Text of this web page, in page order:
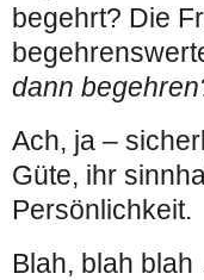
begehrt? Die
dann
Ach, ja –
Güte, ihr
Persönlichkeit.
Blah, blah